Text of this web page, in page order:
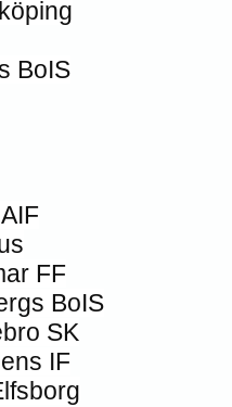
BoIS
FF
BoIS
SK
IF